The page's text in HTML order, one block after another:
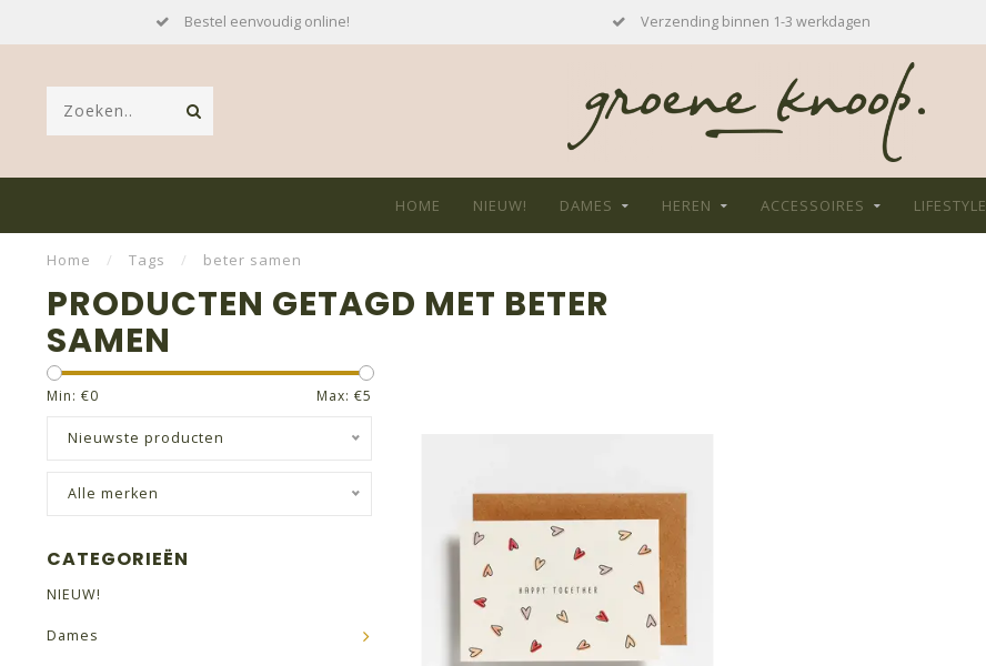
Bestel eenvoudig online! Verzending binnen 1-3 werkdagen
HOME NIEUW! DAMES HEREN ACCESSOIRES LIFESTYLE
Home / Tags / beter samen
PRODUCTEN GETAGD MET BETER
SAMEN
Min: €0 Max: €5
Nieuwste producten
Alle merken
CATEGORIEËN
NIEUW!
Dames